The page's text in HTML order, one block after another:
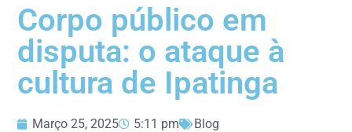
Corpo público em
disputa: o ataque à
cultura de Ipatinga
Março 25, 2025 5:11 pm Blog